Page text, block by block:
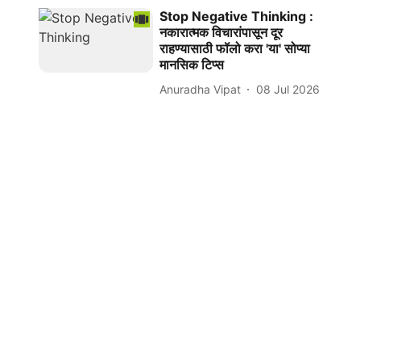
Stop Negative Thinking :
नकारात्मक विचारांपासून दूर
राहण्यासाठी फॉलो करा 'या' सोप्या
मानसिक टिप्स
Anuradha Vipat 08 Jul 2026